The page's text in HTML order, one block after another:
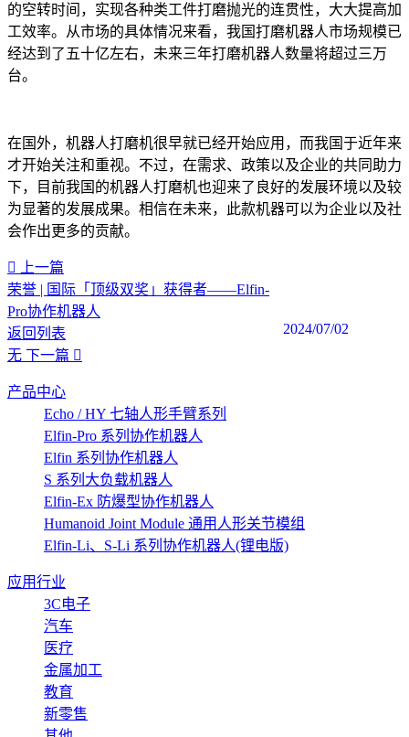
的空转时间，实现各种类工件打磨抛光的连贯性，大大提高加
工效率。从市场的具体情况来看，我国打磨机器人市场规模已
经达到了五十亿左右，未来三年打磨机器人数量将超过三万
台。
在国外，机器人打磨机很早就已经开始应用，而我国于近年来
才开始关注和重视。不过，在需求、政策以及企业的共同助力
下，目前我国的机器人打磨机也迎来了良好的发展环境以及较
为显著的发展成果。相信在未来，此款机器可以为企业以及社
会作出更多的贡献。
上一篇
荣誉 | 国际「顶级双奖」获得者——Elfin-
Pro协作机器人
2024/07/02
返回列表
无 下一篇
产品中心
Echo / HY 七轴人形手臂系列
Elfin-Pro 系列协作机器人
Elfin 系列协作机器人
S 系列大负载机器人
Elfin-Ex 防爆型协作机器人
Humanoid Joint Module 通用人形关节模组
Elfin-Li、S-Li 系列协作机器人(锂电版)
应用行业
3C电子
汽车
医疗
金属加工
教育
新零售